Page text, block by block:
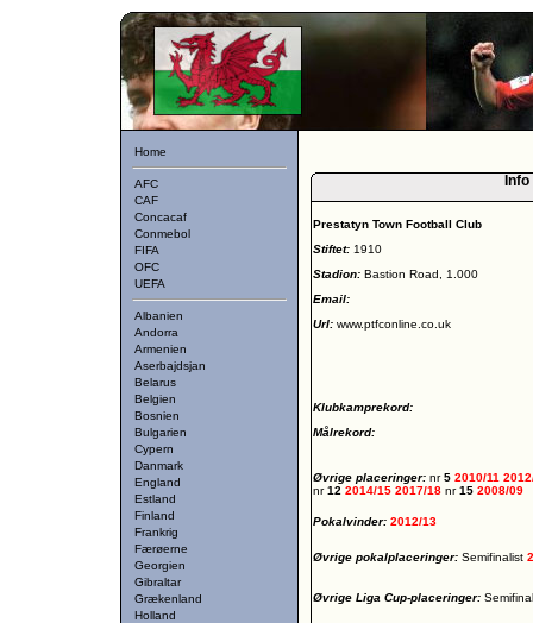
Home
AFC
CAF
Concacaf
Conmebol
FIFA
OFC
UEFA
Albanien
Andorra
Armenien
Aserbajdsjan
Belarus
Belgien
Bosnien
Bulgarien
Cypern
Danmark
England
Estland
Finland
Frankrig
Færøerne
Georgien
Gibraltar
Grækenland
Holland
Prestatyn Town Football Club
Stiftet: 1910
Stadion: Bastion Road, 1.000
Email:
Url: www.ptfconline.co.uk
Klubkamprekord:
Målrekord:
Øvrige placeringer: nr5 2010/11
nr12 2014/15 2017/18 nr15 2008/09
Pokalvinder: 2012/13
Øvrige pokalplaceringer: Semifinalist
Øvrige Liga Cup-placeringer: